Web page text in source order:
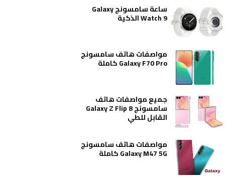
ساعة سامسونج Galaxy
Watch 9 الذكية
مواصفات هاتف سامسونج
Galaxy F70 Pro كاملة
جميع مواصفات هاتف
سامسونج Galaxy Z Flip 8
القابل للطي
مواصفات هاتف سامسونج
Galaxy M47 5G كاملة